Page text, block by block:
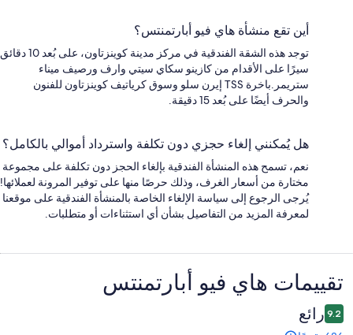
أين تقع منشأة هاي فيو أبارتمنتس؟
توجد هذه الشقة الفندقية في مركز مدينة كوينزتاون، على بُعد 10 دقائق
سيرًا على الأقدام من كازينو سكاي سيتي وارف ورصيف ميناء
ستريمر.باخرة TSS إيرن سلو وسوق كرياتيف كوينزتاون للفنون
والحرف أيضًا على بُعد 15 دقيقة.
هل يُمكنني إلغاء حجزي دون تكلفة واسترداد أموالي بالكامل؟
نعم، تسمح هذه المنشأة الفندقية بإلغاء الحجز دون تكلفة على مجموعة
مختارة من أسعار الغرف، وذلك حرصًا منها على توفير المرونة لعملائها!
يُرجى الرجوع إلى سياسة الإلغاء الخاصة بالمنشأة الفندقية على موقعنا
لمعرفة المزيد من التفاصيل بشأن أي استثناءات أو متطلبات.
التقييمات
تقييمات ⁦هاي فيو أبارتمنتس⁩
9.2 رائع